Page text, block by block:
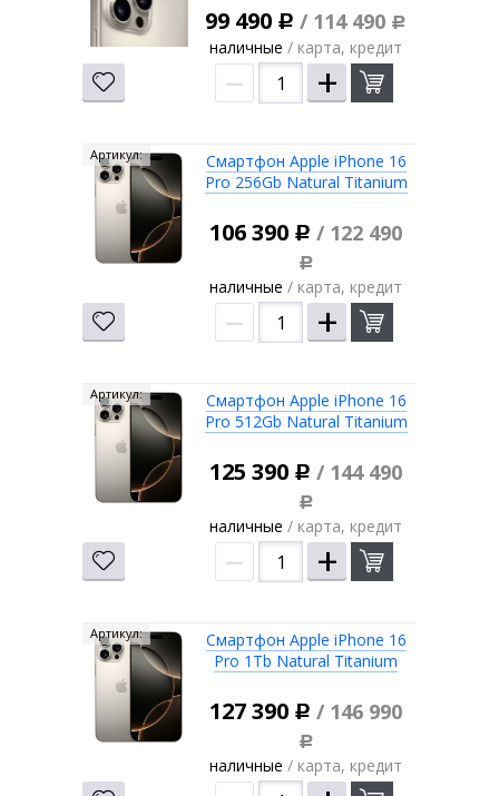
99 490 Р / 114 490 Р
наличные/ карта, кредит
– +
Смартфон Apple iPhone 16
Pro 256Gb Natural Titanium
Артикул:
106 390 Р / 122 490
Р
наличные/ карта, кредит
– +
Смартфон Apple iPhone 16
Pro 512Gb Natural Titanium
Артикул:
125 390 Р / 144 490
Р
наличные/ карта, кредит
– +
Смартфон Apple iPhone 16
Pro 1Tb Natural Titanium
Артикул:
127 390 Р / 146 990
Р
наличные/ карта, кредит